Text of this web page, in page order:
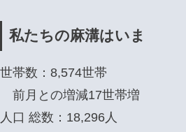
私たちの麻溝はいま
世帯数：8,574世帯
前月との増減17世帯増
人口 総数：18,296人